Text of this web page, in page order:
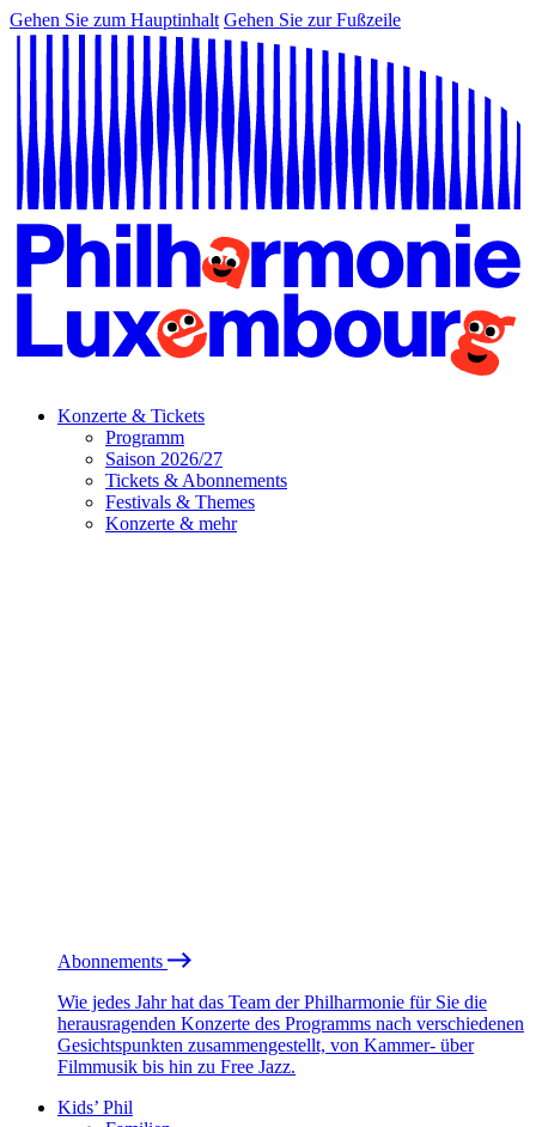
Gehen Sie zum Hauptinhalt Gehen Sie zur Fußzeile
Konzerte & Tickets
Programm
Saison 2026/27
Tickets & Abonnements
Festivals & Themes
Konzerte & mehr
Abonnements
Wie jedes Jahr hat das Team der Philharmonie für Sie die
herausragenden Konzerte des Programms nach verschiedenen
Gesichtspunkten zusammengestellt, von Kammer- über
Filmmusik bis hin zu Free Jazz.
Kids’ Phil